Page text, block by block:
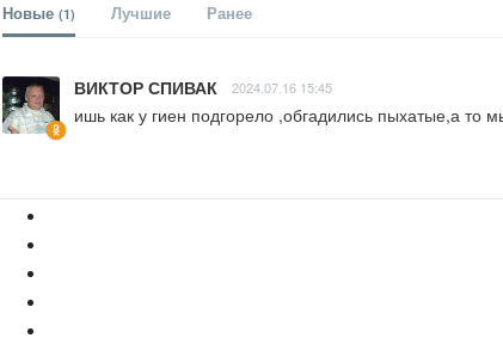
Новые (1) Лучшие Ранее
ВИКТОР СПИВАК 2024.07.16 15:45
ишь как у гиен подгорело ,обгадились пыхатые,а то